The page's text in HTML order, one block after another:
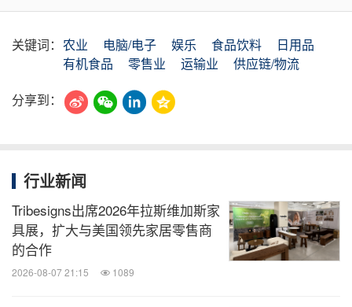
关键词： 农业 电脑/电子 娱乐 食品饮料
日用品
有机食品
零售业 运输业
供应链/物流
分享到：
行业新闻
Tribesigns出席2026年拉斯维加斯家
具展，扩大与美国领先家居零售商
的合作
2026-08-07 21:15 1089